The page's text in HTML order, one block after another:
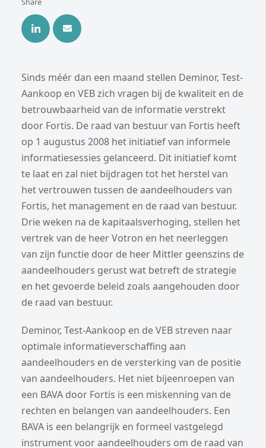
Sinds méér dan een maand stellen Deminor, Test-
Aankoop en VEB zich vragen bij de kwaliteit en de
betrouwbaarheid van de informatie verstrekt
door Fortis. De raad van bestuur van Fortis heeft
op 1 augustus 2008 het initiatief van informele
informatiesessies gelanceerd. Dit initiatief komt
te laat en zal niet bijdragen tot het herstel van
het vertrouwen tussen de aandeelhouders van
Fortis, het management en de raad van bestuur.
Drie weken na de kapitaalsverhoging, stellen het
vertrek van de heer Votron en het neerleggen
van zijn functie door de heer Mittler geenszins de
aandeelhouders gerust wat betreft de strategie
en het gevoerde beleid zoals aangehouden door
de raad van bestuur.
Deminor, Test-Aankoop en de VEB streven naar
optimale informatieverschaffing aan
aandeelhouders en de versterking van de positie
van aandeelhouders. Het niet bijeenroepen van
een BAVA door Fortis is een miskenning van de
rechten en belangen van aandeelhouders. Een
BAVA is een belangrijk en formeel vastgelegd
instrument voor aandeelhouders om de raad van